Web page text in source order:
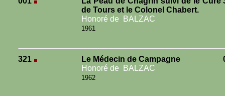
de Tours et le Colonel Chabert.
Honoré de BALZAC
1961
321
Le Médecin de Campagne
Honoré de BALZAC
1962